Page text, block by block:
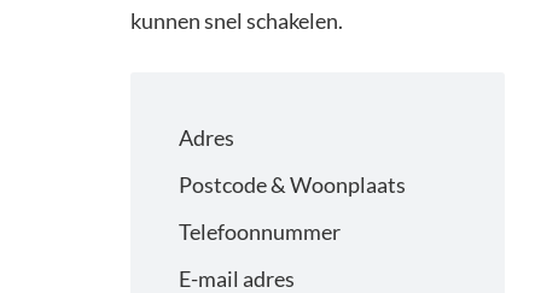
kunnen snel schakelen.
Adres
Postcode & Woonplaats
Telefoonnummer
E-mail adres